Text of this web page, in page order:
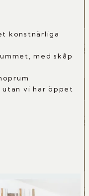
konstnärliga
med skåp
vi har öppet